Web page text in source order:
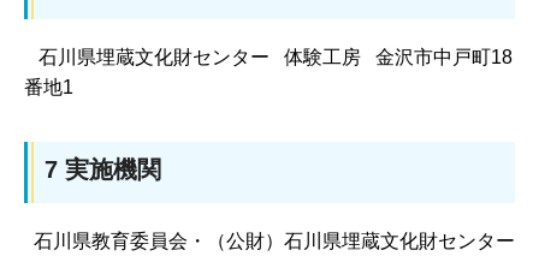
石川県埋蔵文化財センター 体験工房 金沢市中戸町18
番地1
7 実施機関
石川県教育委員会・（公財）石川県埋蔵文化財センター